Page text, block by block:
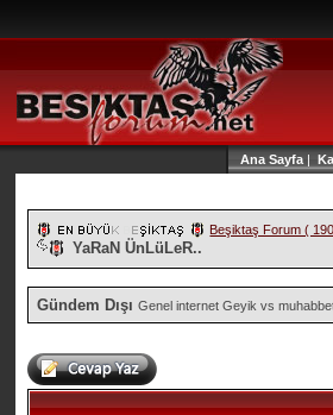
Ana Sayfa |
Beşiktaş Forum (
YaRaN ÜnLüLeR..
Gündem Dışı Genel internet Geyik vs